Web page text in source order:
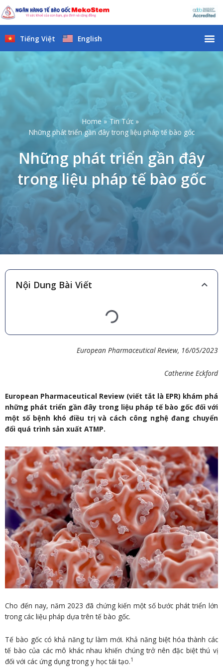
Skip
to
content
Tiếng Việt English
Home
Tin Tức
Những phát triển gần đây trong liệu pháp tế bào gốc
Những phát triển gần đây
trong liệu pháp tế bào gốc
Nội Dung Bài Viết
European Pharmaceutical Review, 16/05/2023
Catherine Eckford
European Pharmaceutical Review (viết tắt là EPR) khám phá
những phát triển gần đây trong liệu pháp tế bào gốc đối với
một số bệnh khó điều trị và cách công nghệ đang chuyển
đổi quá trình sản xuất ATMP.
Cho đến nay, năm 2023 đã chứng kiến một số bước phát triển lớn
trong các liệu pháp dựa trên tế bào gốc.
Tế bào gốc có khả năng tự làm mới. Khả năng biệt hóa thành các
tế bào của các mô khác nhau khiến chúng trở nên đặc biệt thú vị
đối với các ứng dụng trong y học tái tạo.1